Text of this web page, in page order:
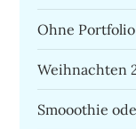
Ohne
Weihnachten
Smooothie